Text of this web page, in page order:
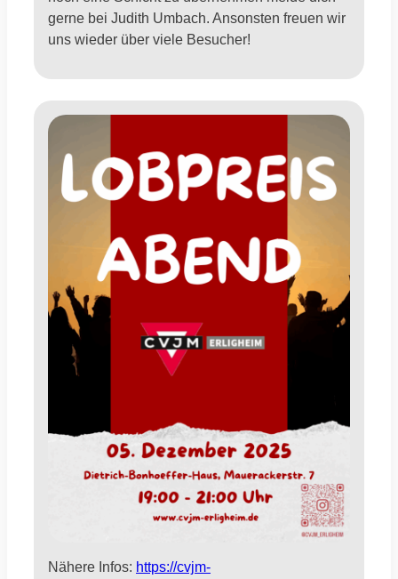
gerne bei Judith Umbach. Ansonsten freuen wir
uns wieder über viele Besucher!
Nähere Infos: https://cvjm-